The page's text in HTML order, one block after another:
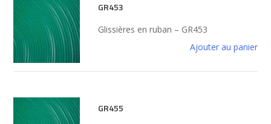
GR453
Glissières en ruban – GR453
Ajouter au panier
GR455